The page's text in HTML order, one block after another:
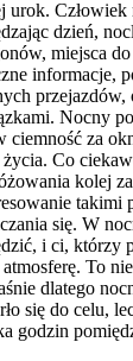
dzień,
miejsca
informacje,
Nocny
za
Co
kolej
się. W
i ci,
dlatego
się do celu,